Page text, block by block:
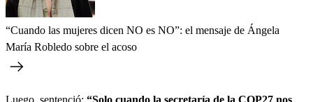
“Cuando las mujeres dicen NO es NO”: el mensaje de Ángela
María Robledo sobre el acoso
Luego, sentenció: “Solo cuando la secretaría de la COP27 nos